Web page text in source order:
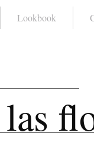
Lookbook